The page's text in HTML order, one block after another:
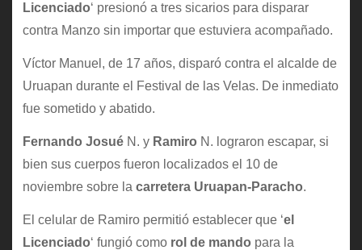
Licenciado‘ presionó a tres sicarios para disparar
contra Manzo sin importar que estuviera acompañado.
Víctor Manuel, de 17 años, disparó contra el alcalde de
Uruapan durante el Festival de las Velas. De inmediato
fue sometido y abatido.
Fernando JosuéN. y Ramiro N. lograron escapar, si
bien sus cuerpos fueron localizados el 10 de
noviembre sobre la carretera Uruapan-Paracho.
El celular de Ramiro permitió establecer que ‘el
Licenciado‘ fungió como rol de mando para la